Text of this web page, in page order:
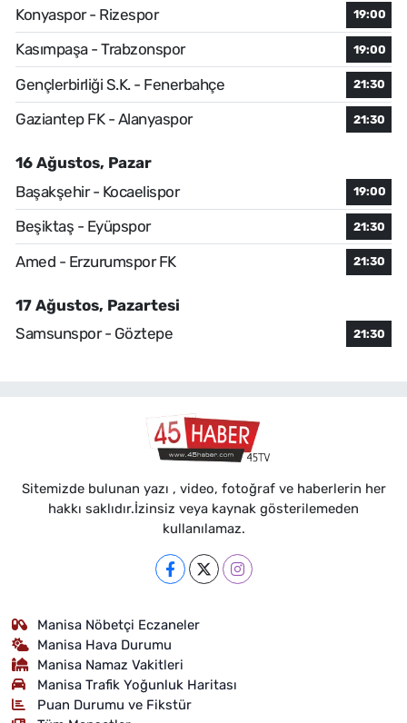
Konyaspor - Rizespor
19:00
Kasımpaşa - Trabzonspor 19:00
Gençlerbirliği S.K. - Fenerbahçe 21:30
Gaziantep FK - Alanyaspor 21:30
16 Ağustos, Pazar
Başakşehir - Kocaelispor
19:00
Beşiktaş - Eyüpspor 21:30
Amed - Erzurumspor FK 21:30
17 Ağustos, Pazartesi
Samsunspor - Göztepe
21:30
Sitemizde bulunan yazı , video, fotoğraf ve haberlerin her
hakkı saklıdır.İzinsiz veya kaynak gösterilemeden
kullanılamaz.
Manisa Nöbetçi Eczaneler
Manisa Hava Durumu
Manisa Namaz Vakitleri
Manisa Trafik Yoğunluk Haritası
Puan Durumu ve Fikstür